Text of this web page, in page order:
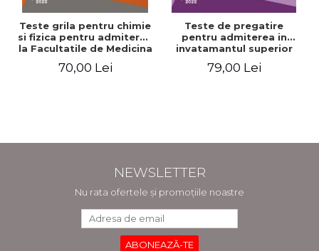
Teste grila pentru chimie
si fizica pentru admiterea
la Facultatile de Medicina
Editia a II-a - Raluca
70,00 Lei
Teste de pregatire
pentru admiterea in
invatamantul superior
Daniel Cochior, Minerva
79,00 Lei
NEWSLETTER
Nu rata ofertele și promoțiile noastre